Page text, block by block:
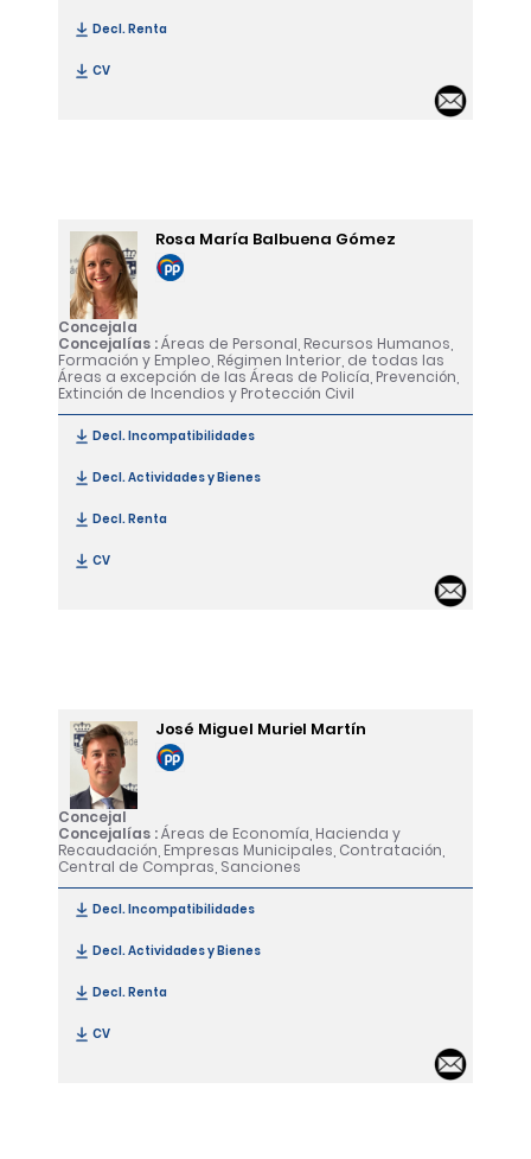
Decl. Renta[María Luisa Robles Salas]
CV[María Luisa Robles Salas]
Rosa María Balbuena Gómez
Concejala
Concejalías :Áreas de Personal, Recursos Humanos,
Formación y Empleo, Régimen Interior, de todas las
Áreas a excepción de las Áreas de Policía, Prevención,
Extinción de Incendios y Protección Civil
Decl. Incompatibilidades[Rosa María Balbuena Gómez]
Decl. Actividades y Bienes[Rosa María Balbuena Gómez]
Decl. Renta[Rosa María Balbuena Gómez]
CV[Rosa María Balbuena Gómez]
José Miguel Muriel Martín
Concejal
Concejalías :Áreas de Economía, Hacienda y
Recaudación, Empresas Municipales, Contratación,
Central de Compras, Sanciones
Decl. Incompatibilidades[José Miguel Muriel Martín]
Decl. Actividades y Bienes[José Miguel Muriel Martín]
Decl. Renta[José Miguel Muriel Martín]
CV[José Miguel Muriel Martín]